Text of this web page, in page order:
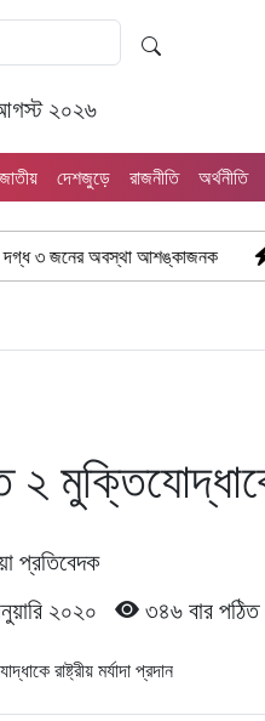
২০২৬
জাতীয় দেশজুড়ে রাজনীতি অর্থনীতি
আশঙ্কাজনক “ইলিয়াস
২
প্রতিবেদক
২০২০
৩৪৬ বার পঠিত